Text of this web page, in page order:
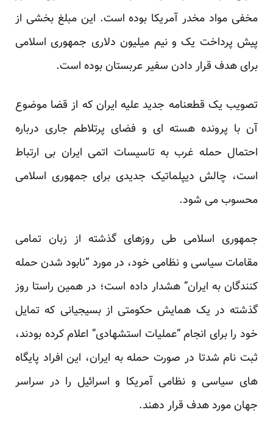
مخفی مواد مخدر آمریکا بوده است. این مبلغ بخشی از
پیش پرداخت یک و نیم میلیون دلاری جمهوری اسلامی
برای هدف قرار دادن سفیر عربستان بوده است.
تصویب یک قطعنامه جدید علیه ایران که از قضا موضوع
آن با پرونده هسته ای و فضای پرتلاطم جاری درباره
احتمال حمله غرب به تاسیسات اتمی ایران بی ارتباط
است، چالش دیپلماتیک جدیدی برای جمهوری اسلامی
محسوب می شود.
جمهوری اسلامی طی روزهای گذشته از زبان تمامی
مقامات سیاسی و نظامی خود، در مورد “نابود شدن حمله
کنندگان به ایران” هشدار داده است؛ در همین راستا روز
گذشته در یک همایش حکومتی از بسیجیانی که تمایل
خود را برای انجام “عملیات استشهادی” اعلام کرده بودند،
ثبت نام شدتا در صورت حمله به ایران، این افراد پایگاه
های سیاسی و نظامی آمریکا و اسرائیل را در سراسر
جهان مورد هدف قرار دهند.